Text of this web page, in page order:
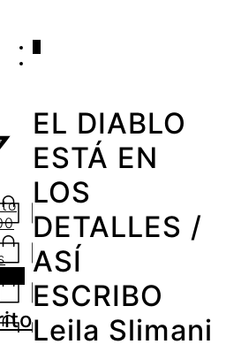
EL DIABLO
ESTÁ EN
LOS
DETALLES /
ASÍ
ESCRIBO
Leila Slimani